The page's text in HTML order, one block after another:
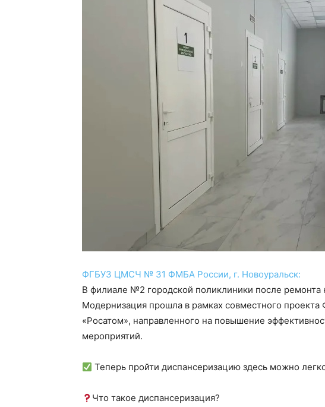
ФГБУЗ ЦМСЧ № 31 ФМБА России, г. Новоуральск:
В филиале №2 городской поликлиники после ремонта
Модернизация прошла в рамках совместного
«Росатом», направленного на повышение
мероприятий.
Теперь пройти диспансеризацию здесь можно
Что такое диспансеризация?